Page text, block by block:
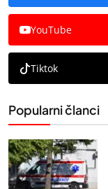
YouTube
Tiktok
Popularni članci